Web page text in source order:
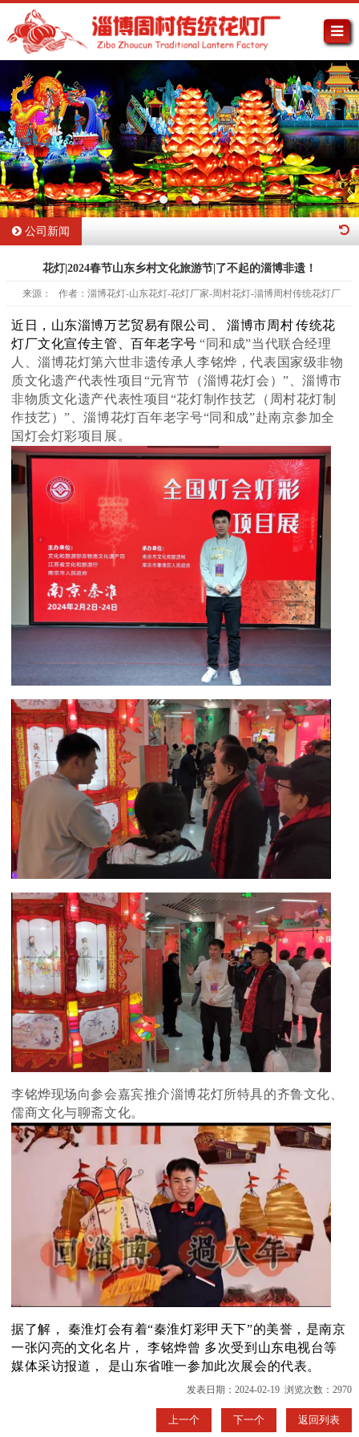
公司新闻
花灯|2024春节山东乡村文化旅游节|了不起的淄博非遗！
来源： 作者：淄博花灯-山东花灯-花灯厂家-周村花灯-淄博周村传统花灯厂
近日，山东淄博万艺贸易有限公司、 淄博市周村传统花
灯厂文化宣传主管、百年老字号 “同和成”当代联合经理
人、淄博花灯第六世非遗传承人李铭烨，代表国家级非物
质文化遗产代表性项目“元宵节（淄博花灯会）”、淄博市
非物质文化遗产代表性项目“花灯制作技艺（周村花灯制
作技艺）”、淄博花灯百年老字号“同和成”赴南京参加全
国灯会灯彩项目展。
李铭烨现场向参会嘉宾推介淄博花灯所特具的齐鲁文化、
儒商文化与聊斋文化。
据了解，
秦淮灯会有着“秦淮灯彩甲天下”的美誉，是南京
一张闪亮的文化名片，
李铭烨曾 多次受到山东电视台等
媒体采访报道，
是山东省唯一参加此次展会的代表。
发表日期：2024-02-19 浏览次数：2970
上一个 下一个 返回列表